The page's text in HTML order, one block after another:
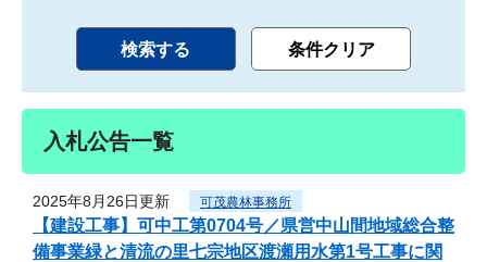
入札公告一覧
2025年8月26日更新 可茂農林事務所
【建設工事】可中工第0704号／県営中山間地域総合整
備事業緑と清流の里七宗地区渡瀬用水第1号工事に関